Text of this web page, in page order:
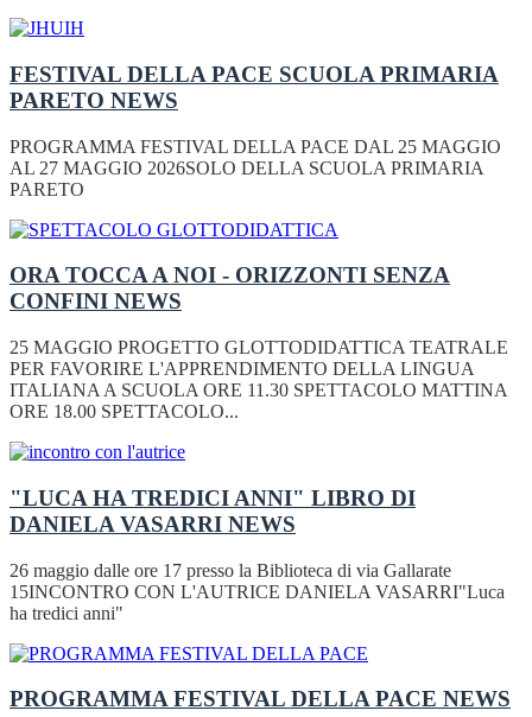
FESTIVAL DELLA PACE SCUOLA PRIMARIA
PARETO NEWS
PROGRAMMA FESTIVAL DELLA PACE DAL 25 MAGGIO
AL 27 MAGGIO 2026SOLO DELLA SCUOLA PRIMARIA
PARETO
ORA TOCCA A NOI - ORIZZONTI SENZA
CONFINI NEWS
25 MAGGIO PROGETTO GLOTTODIDATTICA TEATRALE
PER FAVORIRE L'APPRENDIMENTO DELLA LINGUA
ITALIANA A SCUOLA ORE 11.30 SPETTACOLO MATTINA
ORE 18.00 SPETTACOLO...
"LUCA HA TREDICI ANNI" LIBRO DI
DANIELA VASARRI NEWS
26 maggio dalle ore 17 presso la Biblioteca di via Gallarate
15INCONTRO CON L'AUTRICE DANIELA VASARRI"Luca
ha tredici anni"
PROGRAMMA FESTIVAL DELLA PACE NEWS